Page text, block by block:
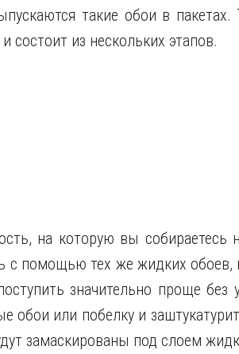
такие обои в пакетах.
состоит из нескольких этапов.
на которую вы собираетесь
помощью тех же жидких обоев,
значительно проще без
обои или побелку и
замаскированы под слоем